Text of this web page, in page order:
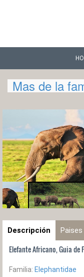
Mas de la
Descripción
Elefante Africano, Guia de
Familia: Elephantidae